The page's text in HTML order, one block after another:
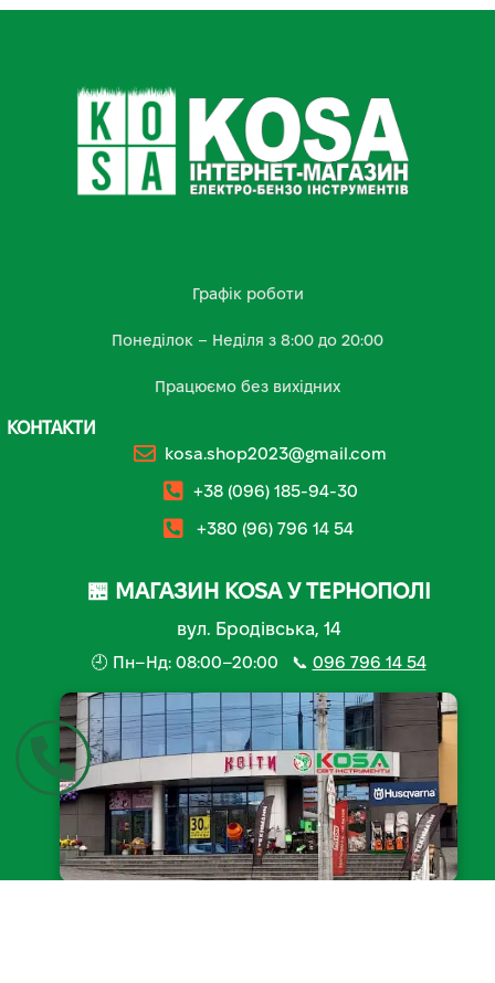
Графік роботи
Понеділок – Неділя з 8:00 до 20:00
Працюємо без вихідних
КОНТАКТИ
kosa.shop2023@gmail.com
+38 (096) 185-94-30
+380 (96) 796 14 54
🏪 МАГАЗИН KOSA У ТЕРНОПОЛІ
вул. Бродівська, 14
🕘 Пн–Нд: 08:00–20:00 📞 096 796 14 54